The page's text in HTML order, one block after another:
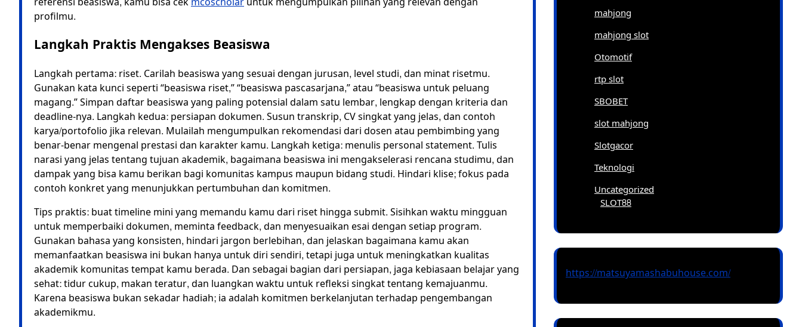
profilmu.
Langkah Praktis Mengakses Beasiswa
Langkah pertama: riset. Carilah beasiswa yang sesuai dengan jurusan, level studi, dan minat risetmu.
Gunakan kata kunci seperti “beasiswa riset,” “beasiswa pascasarjana,” atau “beasiswa untuk peluang
magang.” Simpan daftar beasiswa yang paling potensial dalam satu lembar, lengkap dengan kriteria dan
deadline-nya. Langkah kedua: persiapan dokumen. Susun transkrip, CV singkat yang jelas, dan contoh
karya/portofolio jika relevan. Mulailah mengumpulkan rekomendasi dari dosen atau pembimbing yang
benar-benar mengenal prestasi dan karakter kamu. Langkah ketiga: menulis personal statement. Tulis
narasi yang jelas tentang tujuan akademik, bagaimana beasiswa ini mengakselerasi rencana studimu, dan
dampak yang bisa kamu berikan bagi komunitas kampus maupun bidang studi. Hindari klise; fokus pada
contoh konkret yang menunjukkan pertumbuhan dan komitmen.
Tips praktis: buat timeline mini yang memandu kamu dari riset hingga submit. Sisihkan waktu mingguan
untuk memperbaiki dokumen, meminta feedback, dan menyesuaikan esai dengan setiap program.
Gunakan bahasa yang konsisten, hindari jargon berlebihan, dan jelaskan bagaimana kamu akan
memanfaatkan beasiswa ini bukan hanya untuk diri sendiri, tetapi juga untuk meningkatkan kualitas
akademik komunitas tempat kamu berada. Dan sebagai bagian dari persiapan, jaga kebiasaan belajar yang
sehat: tidur cukup, makan teratur, dan luangkan waktu untuk refleksi singkat tentang kemajuanmu.
Karena beasiswa bukan sekadar hadiah; ia adalah komitmen berkelanjutan terhadap pengembangan
akademikmu.
mahjong
mahjong slot
Otomotif
rtp slot
SBOBET
slot mahjong
Slotgacor
Teknologi
Uncategorized
SLOT88
https://matsuyamashabuhouse.com/